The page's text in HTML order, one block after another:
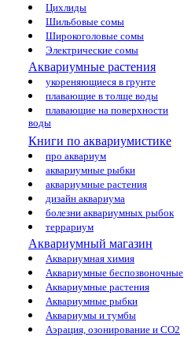
Цихлиды
Шильбовые сомы
Широкоголовые сомы
Электрические сомы
Аквариумные растения
укореняющиеся в грунте
плавающие в толще воды
плавающие на поверхности
воды
Книги по аквариумистике
про аквариум
аквариумные рыбки
аквариумные растения
дизайн аквариума
болезни аквариумных рыбок
террариум
Аквариумный магазин
Аквариумная химия
Аквариумные беспозвоночные
Аквариумные растения
Аквариумные рыбки
Аквариумы и тумбы
Аэрация, озонирование и CO2